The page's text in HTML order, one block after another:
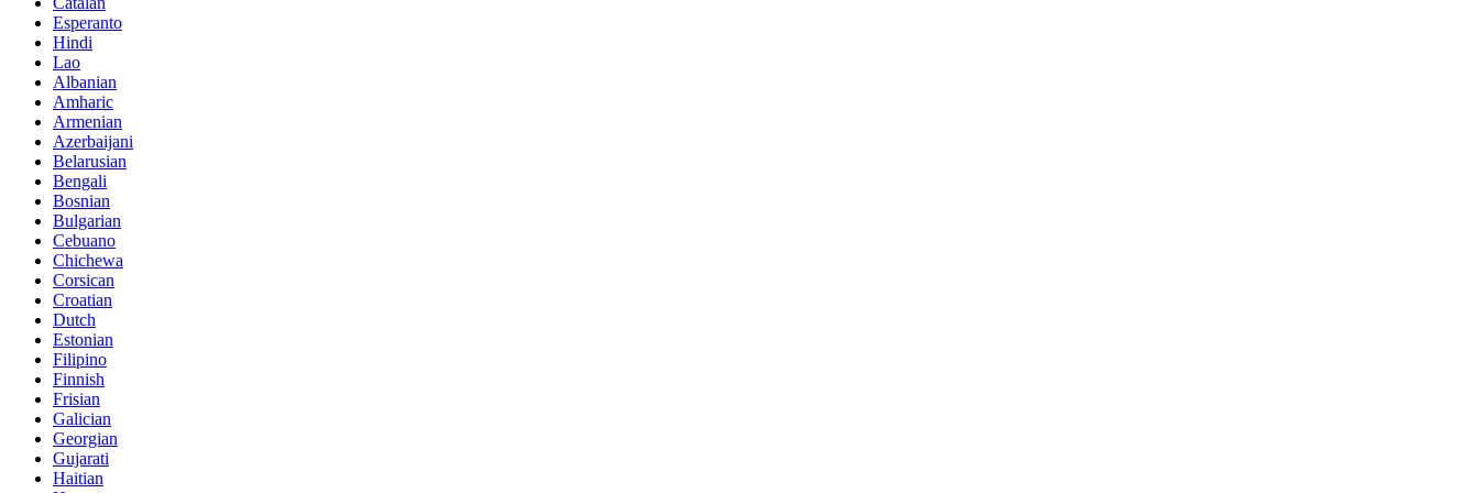
Esperanto
Hindi
Lao
Albanian
Amharic
Armenian
Azerbaijani
Belarusian
Bengali
Bosnian
Bulgarian
Cebuano
Chichewa
Corsican
Croatian
Dutch
Estonian
Filipino
Finnish
Frisian
Galician
Georgian
Gujarati
Haitian